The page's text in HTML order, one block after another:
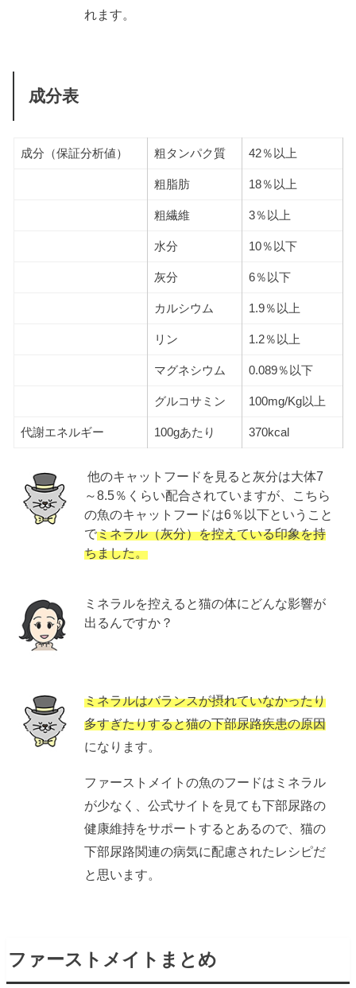
れます。
成分表
成分（保証分析値） 粗タンパク質 42％以上
粗脂肪 18％以上
粗繊維 3％以上
水分 10％以下
灰分 6％以下
カルシウム 1.9％以上
リン 1.2％以上
マグネシウム 0.089％以下
グルコサミン 100mg/Kg以上
代謝エネルギー 100gあたり 370kcal
他のキャットフードを見ると灰分は大体7
～8.5％くらい配合されていますが、こちら
の魚のキャットフードは6％以下ということ
でミネラル（灰分）を控えている印象を持
ちました。
ミネラルを控えると猫の体にどんな影響が
出るんですか？
ミネラルはバランスが摂れていなかったり
多すぎたりすると猫の下部尿路疾患の原因
になります。
ファーストメイトの魚のフードはミネラル
が少なく、公式サイトを見ても下部尿路の
健康維持をサポートするとあるので、猫の
下部尿路関連の病気に配慮されたレシピだ
と思います。
ファーストメイトまとめ